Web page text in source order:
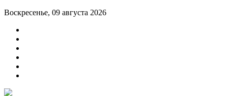
Воскресенье, 09 августа 2026